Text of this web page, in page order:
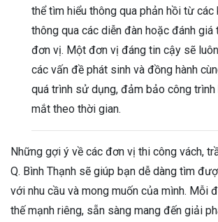
thể tìm hiểu thông qua phản hồi từ các
thông qua các diễn đàn hoặc đánh
đơn vị. Một đơn vị đáng tin cậy sẽ
các vấn đề phát sinh và đồng hành
quá trình sử dụng, đảm bảo công
mắt theo thời gian.
Những gợi ý về các đơn vị thi công vách,
Q. Bình Thạnh sẽ giúp bạn dễ dàng tìm
với nhu cầu và mong muốn của mình. Mỗi
thế mạnh riêng, sẵn sàng mang đến giải